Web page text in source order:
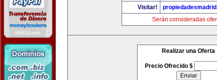
Visitar!
Serán consideradas
Realizar una Oferta
Precio Ofrecido $